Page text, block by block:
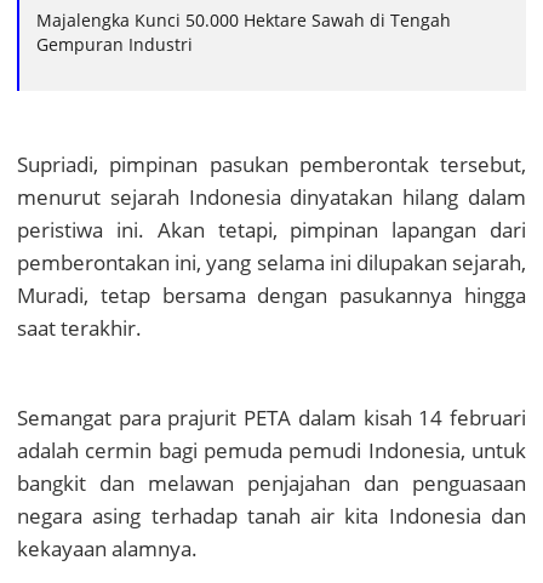
Majalengka Kunci 50.000 Hektare Sawah di Tengah
Gempuran Industri
Supriadi, pimpinan pasukan pemberontak tersebut,
menurut sejarah Indonesia dinyatakan hilang dalam
peristiwa ini. Akan tetapi, pimpinan lapangan dari
pemberontakan ini, yang selama ini dilupakan sejarah,
Muradi, tetap bersama dengan pasukannya hingga
saat terakhir.
Semangat para prajurit PETA dalam kisah 14 februari
adalah cermin bagi pemuda pemudi Indonesia, untuk
bangkit dan melawan penjajahan dan penguasaan
negara asing terhadap tanah air kita Indonesia dan
kekayaan alamnya.